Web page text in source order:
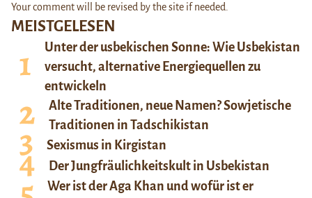
MEISTGELESEN
Unter der usbekischen Sonne: Wie Usbekistan
versucht, alternative Energiequellen zu
entwickeln
Alte Traditionen, neue Namen? Sowjetische
Traditionen in Tadschikistan
Sexismus in Kirgistan
Der Jungfräulichkeitskult in Usbekistan
Wer ist der Aga Khan und wofür ist er
Your comment will be revised by the site if needed.